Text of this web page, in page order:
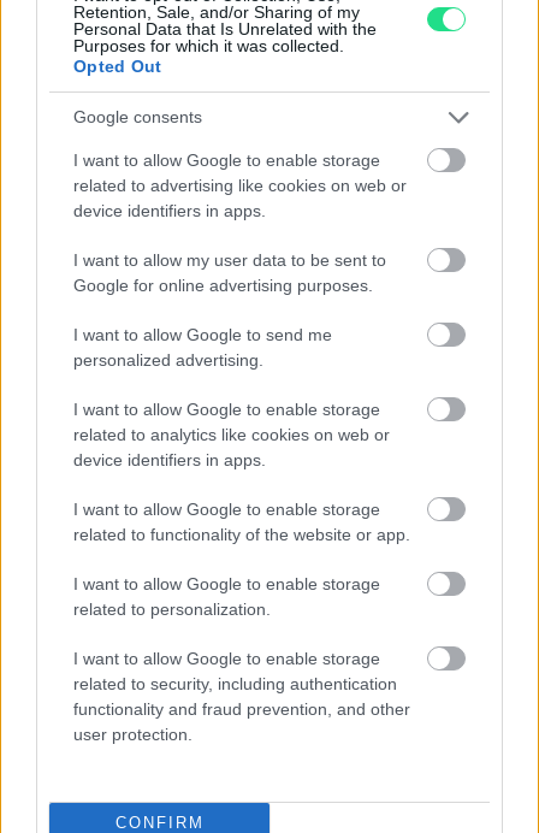
Retention, Sale, and/or Sharing of my
Personal Data that Is Unrelated with the
Purposes for which it was collected.
Opted Out
Google consents
I want to allow Google to enable storage
related to advertising like cookies on web or
device identifiers in apps.
I want to allow my user data to be sent to
Google for online advertising purposes.
I want to allow Google to send me
personalized advertising.
I want to allow Google to enable storage
related to analytics like cookies on web or
device identifiers in apps.
I want to allow Google to enable storage
related to functionality of the website or app.
I want to allow Google to enable storage
related to personalization.
I want to allow Google to enable storage
related to security, including authentication
functionality and fraud prevention, and other
user protection.
CONFIRM
Contattaci per richiedere maggiori
informazioni o prenotare una
videochiamata:
Cognome e Nome *
Numero di telefono
*
La tua richiesta *